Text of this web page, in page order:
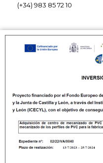
(+34) 983 85 72 10